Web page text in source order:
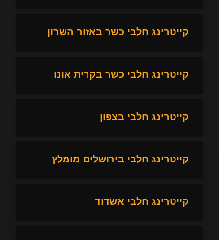
קייטרינג חלבי כשר באזור השרון
קייטרינג חלבי כשר בקרית אונו
קייטרינג חלבי בצפון
קייטרינג חלבי בירושלים מומלץ
קייטרינג חלבי אשדוד